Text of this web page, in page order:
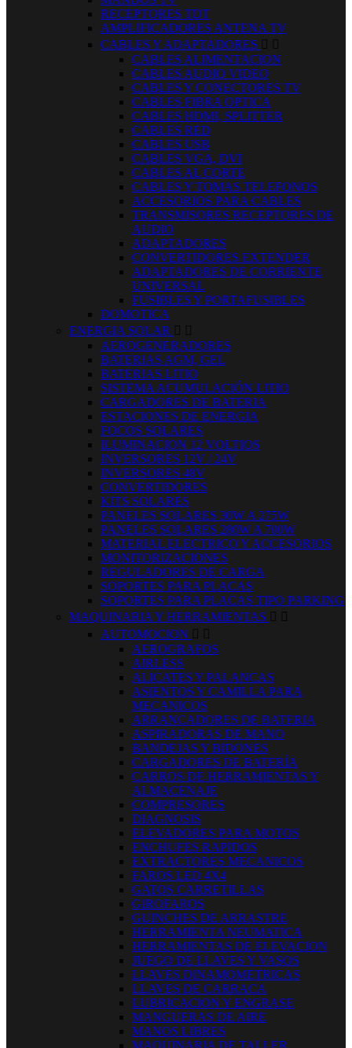
RECEPTORES TDT
AMPLIFICADORES ANTENA TV
CABLES Y ADAPTADORES  
CABLES ALIMENTACION
CABLES AUDIO VIDEO
CABLES Y CONECTORES TV
CABLES FIBRA OPTICA
CABLES HDMI, SPLITTER
CABLES RED
CABLES USB
CABLES VGA, DVI
CABLES AL CORTE
CABLES Y TOMAS TELEFONOS
ACCESORIOS PARA CABLES
TRANSMISORES RECEPTORES DE
AUDIO
ADAPTADORES
CONVERTIDORES EXTENDER
ADAPTADORES DE CORRIENTE
UNIVERSAL
FUSIBLES Y PORTAFUSIBLES
DOMOTICA
ENERGIA SOLAR  
AEROGENERADORES
BATERIAS AGM, GEL
BATERIAS LITIO
SISTEMA ACUMULACIÓN LITIO
CARGADORES DE BATERIA
ESTACIONES DE ENERGIA
FOCOS SOLARES
ILUMINACION 12 VOLTIOS
INVERSORES 12V / 24V
INVERSORES 48V
CONVERTIDORES
KITS SOLARES
PANELES SOLARES 30W A 275W
PANELES SOLARES 280W A 700W
MATERIAL ELECTRICO Y ACCESORIOS
MONITORIZACIONES
REGULADORES DE CARGA
SOPORTES PARA PLACAS
SOPORTES PARA PLACAS TIPO PARKING
MAQUINARIA Y HERRAMIENTAS  
AUTOMOCION  
AEROGRAFOS
AIRLESS
ALICATES Y PALANCAS
ASIENTOS Y CAMILLA PARA
MECANICOS
ARRANCADORES DE BATERIA
ASPIRADORAS DE MANO
BANDEJAS Y BIDONES
CARGADORES DE BATERÍA
CARROS DE HERRAMIENTAS Y
ALMACENAJE
COMPRESORES
DIAGNOSIS
ELEVADORES PARA MOTOS
ENCHUFES RAPIDOS
EXTRACTORES MECANICOS
FAROS LED 4X4
GATOS CARRETILLAS
GIROFAROS
GUINCHES DE ARRASTRE
HERRAMIENTA NEUMATICA
HERRAMIENTAS DE ELEVACION
JUEGO DE LLAVES Y VASOS
LLAVES DINAMOMETRICAS
LLAVES DE CARRACA
LUBRICACION Y ENGRASE
MANGUERAS DE AIRE
MANOS LIBRES
MAQUINARIA DE TALLER